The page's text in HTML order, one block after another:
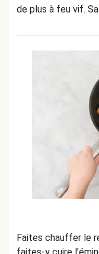
de plus à feu vif.
Faites chauffer le